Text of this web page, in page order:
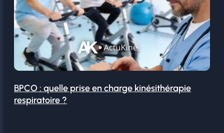
BPCO : quelle prise en charge kinésithérapie
respiratoire ?